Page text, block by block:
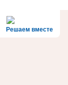
Решаем вместе